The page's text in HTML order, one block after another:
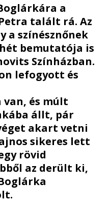
a
talált rá. Az
a színésznőnek
bemutatója is
Színházban.
lefogyott és
és múlt
állt, pár
akart vetni
sikeres lett
rövid
az derült ki,